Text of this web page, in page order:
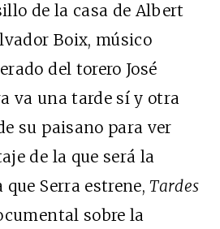
de la casa de Albert
Boix, músico
del torero José
va una tarde sí y otra
su paisano para ver
de la que será la
Serra estrene,Tardes
sobre la